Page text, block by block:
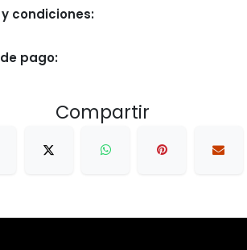
condiciones:
pago:
Compartir